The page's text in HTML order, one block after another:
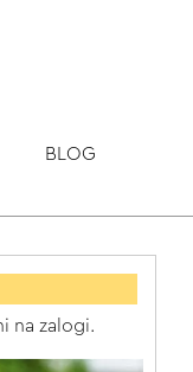
BLOG
na zalogi.